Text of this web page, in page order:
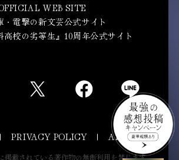
WEB SITE
・電撃の新文芸公式サイト
高校の劣等生』10周年公式サイト
PRIVACY POLICY ANIPLEX
掲載されている著作物の無断利用を禁じます。